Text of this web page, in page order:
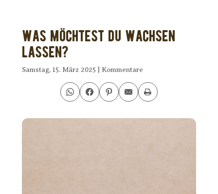
Was möchtest Du wachsen
lassen?
Samstag, 15. März 2025 Kommentare